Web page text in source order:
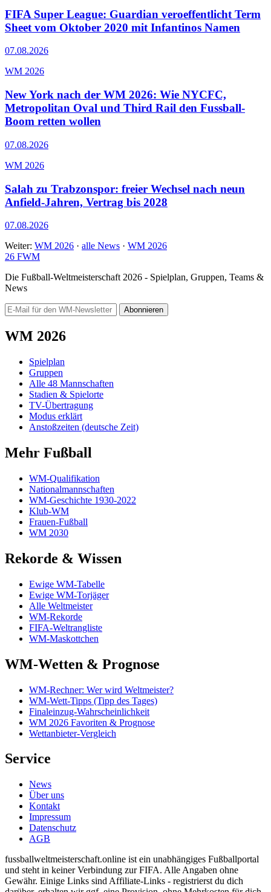
FIFA Super League: Guardian veroeffentlicht Term
Sheet vom Oktober 2020 mit Infantinos Namen
07.08.2026
WM 2026
New York nach der WM 2026: Wie NYCFC,
Metropolitan Oval und Third Rail den Fussball-
Boom retten wollen
07.08.2026
WM 2026
Salah zu Trabzonspor: freier Wechsel nach neun
Anfield-Jahren, Vertrag bis 2028
07.08.2026
Weiter: WM 2026 · alle News · WM 2026
26 FWM
Die Fußball-Weltmeisterschaft 2026 - Spielplan, Gruppen, Teams &
News
Abonnieren
WM 2026
Spielplan
Gruppen
Alle 48 Mannschaften
Stadien & Spielorte
TV-Übertragung
Modus erklärt
Anstoßzeiten (deutsche Zeit)
Mehr Fußball
WM-Qualifikation
Nationalmannschaften
WM-Geschichte 1930-2022
Klub-WM
Frauen-Fußball
WM 2030
Rekorde & Wissen
Ewige WM-Tabelle
Ewige WM-Torjäger
Alle Weltmeister
WM-Rekorde
FIFA-Weltrangliste
WM-Maskottchen
WM-Wetten & Prognose
WM-Rechner: Wer wird Weltmeister?
WM-Wett-Tipps (Tipp des Tages)
Finaleinzug-Wahrscheinlichkeit
WM 2026 Favoriten & Prognose
Wettanbieter-Vergleich
Service
News
Über uns
Kontakt
Impressum
Datenschutz
AGB
fussballweltmeisterschaft.online ist ein unabhängiges Fußballportal
und steht in keiner Verbindung zur FIFA. Alle Angaben ohne
Gewähr. Einige Links sind Affiliate-Links - registrierst du dich